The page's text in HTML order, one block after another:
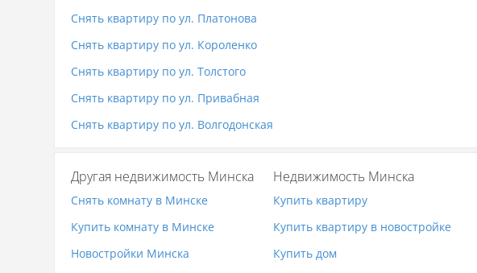
Снять квартиру по ул. Платонова
Снять квартиру по ул. Короленко
Снять квартиру по ул. Толстого
Снять квартиру по ул. Привабная
Снять квартиру по ул. Волгодонская
Другая недвижимость Минска
Снять комнату в Минске
Купить комнату в Минске
Новостройки Минска
Недвижимость Минска
Купить квартиру
Купить квартиру в новостройке
Купить дом